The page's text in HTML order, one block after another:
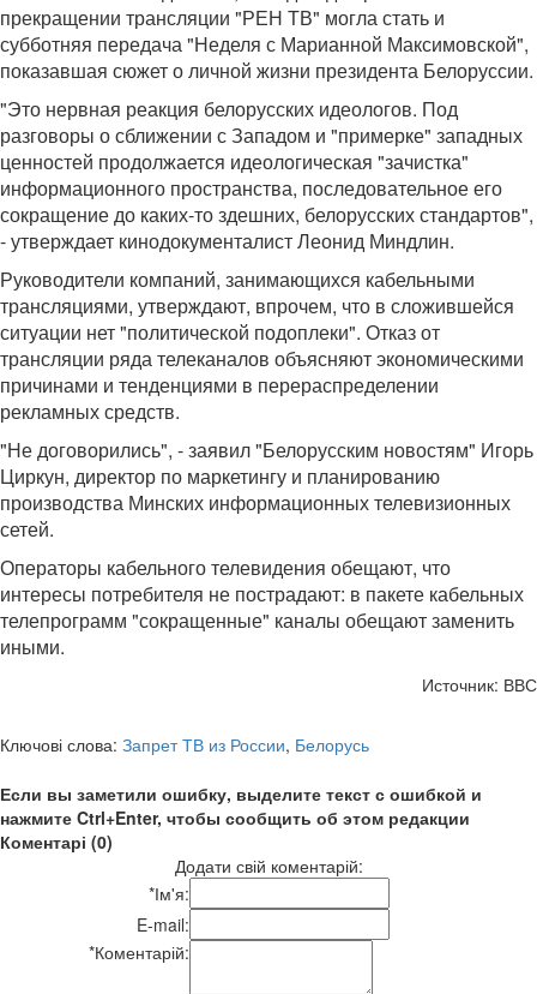
прекращении трансляции "РЕН ТВ" могла стать и
субботняя передача "Неделя с Марианной Максимовской",
показавшая сюжет о личной жизни президента Белоруссии.
"Это нервная реакция белорусских идеологов. Под
разговоры о сближении с Западом и "примерке" западных
ценностей продолжается идеологическая "зачистка"
информационного пространства, последовательное его
сокращение до каких-то здешних, белорусских стандартов",
- утверждает кинодокументалист Леонид Миндлин.
Руководители компаний, занимающихся кабельными
трансляциями, утверждают, впрочем, что в сложившейся
ситуации нет "политической подоплеки". Отказ от
трансляции ряда телеканалов объясняют экономическими
причинами и тенденциями в перераспределении
рекламных средств.
"Не договорились", - заявил "Белорусским новостям" Игорь
Циркун, директор по маркетингу и планированию
производства Минских информационных телевизионных
сетей.
Операторы кабельного телевидения обещают, что
интересы потребителя не пострадают: в пакете кабельных
телепрограмм "сокращенные" каналы обещают заменить
иными.
Источник: ВВС
Ключові слова: Запрет ТВ из России, Белорусь
Если вы заметили ошибку, выделите текст с ошибкой и
нажмите Ctrl+Enter, чтобы сообщить об этом редакции
Коментарі (0)
Додати свій коментарій:
*Ім'я:
E-mail:
*Коментарій: